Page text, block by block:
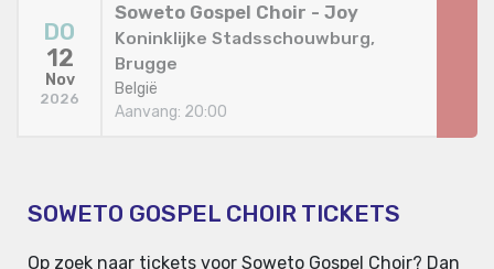
DO
12
Nov
2026
Soweto Gospel Choir - Joy
Koninklijke Stadsschouwburg,
Brugge
België
Aanvang: 20:00
SOWETO GOSPEL CHOIR TICKETS
Op zoek naar tickets voor Soweto Gospel Choir? Dan